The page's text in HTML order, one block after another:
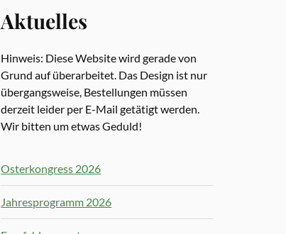
Aktuelles
Hinweis: Diese Website wird gerade von
Grund auf überarbeitet. Das Design ist nur
übergangsweise, Bestellungen müssen
derzeit leider per E-Mail getätigt werden.
Wir bitten um etwas Geduld!
Osterkongress 2026
Jahresprogramm 2026